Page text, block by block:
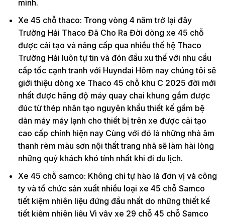
mình.
Xe 45 chỗ thaco: Trong vòng 4 năm trở lại đây
Trường Hải Thaco Đã Cho Ra Đời dòng xe 45 chỗ
được cải tạo và nâng cấp qua nhiều thế hệ Thaco
Trường Hải luôn tự tin và đón đầu xu thế với nhu cầu
cấp tốc cạnh tranh với Huyndai Hôm nay chúng tôi sẽ
giới thiệu dòng xe Thaco 45 chỗ khu C 2025 đời mới
nhất được hãng độ máy quay chai khung gầm được
đúc từ thép nhân tạo nguyên khẩu thiết kế gầm bệ
dàn máy máy lạnh cho thiết bị trên xe được cải tạo
cao cấp chính hiện nay Cùng với đó là những nhà âm
thanh rèm màu sơn nội thất trang nhã sẽ làm hài lòng
những quý khách khó tính nhất khi đi du lịch.
Xe 45 chỗ samco: Không chỉ tự hào là đơn vị và công
ty và tổ chức sản xuất nhiều loại xe 45 chỗ Samco
tiết kiệm nhiên liệu đứng đầu nhất do những thiết kế
tiết kiệm nhiên liệu Vì vậy xe 29 chỗ 45 chỗ Samco